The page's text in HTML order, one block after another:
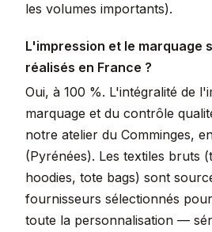
les volumes importants).
L'impression et le marquage
réalisés en France ?
Oui, à 100 %. L'intégralité de
marquage et du contrôle
notre atelier du Comminges,
(Pyrénées). Les textiles bruts
hoodies, tote bags) sont
fournisseurs sélectionnés
toute la personnalisation —